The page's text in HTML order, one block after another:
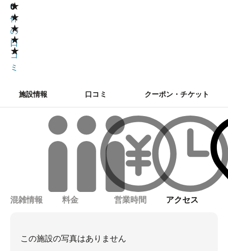
★
★
★
★
★
0
0
件
の
口
コ
ミ
施設情報 口コミ クーポン・チケット
混雑情報 料金 営業時間 アクセス
この施設の写真はありません